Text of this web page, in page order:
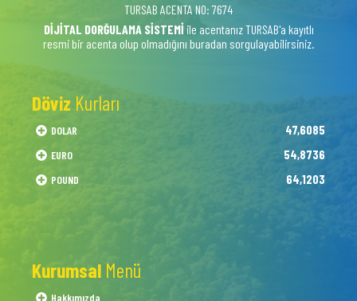
TURSAB ACENTA NO: 7674
DİJİTAL DORĞULAMA SİSTEMİ ile acentanız TURSAB'a kayıtlı
resmi bir acenta olup olmadığını buradan sorgulayabilirsiniz.
Döviz Kurları
DOLAR 47,6085
EURO 54,8736
POUND 64,1203
Kurumsal Menü
Hakkımızda